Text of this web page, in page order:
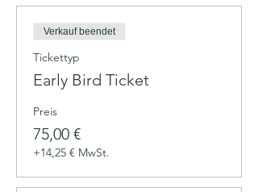
Verkauf beendet
Tickettyp
Early Bird Ticket
Preis
75,00 €
+14,25 € MwSt.